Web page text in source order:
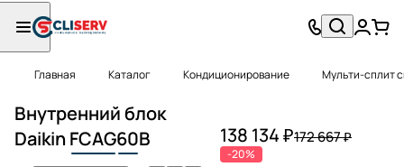
Главная Каталог Кондиционирование Мульти-сплит
Внутренний блок
DaikinFCAG60B 138 134 ₽172 667 ₽
-20%